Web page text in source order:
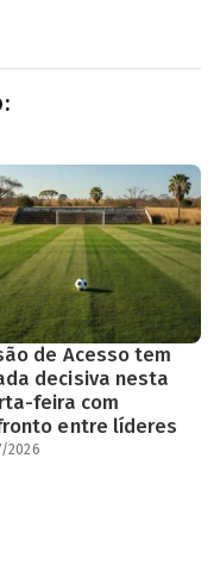
de Acesso tem
decisiva nesta
feira com
entre líderes
2026